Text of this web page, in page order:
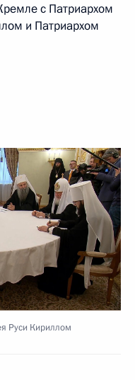
с Патриархом
и Патриархом
Руси Кириллом